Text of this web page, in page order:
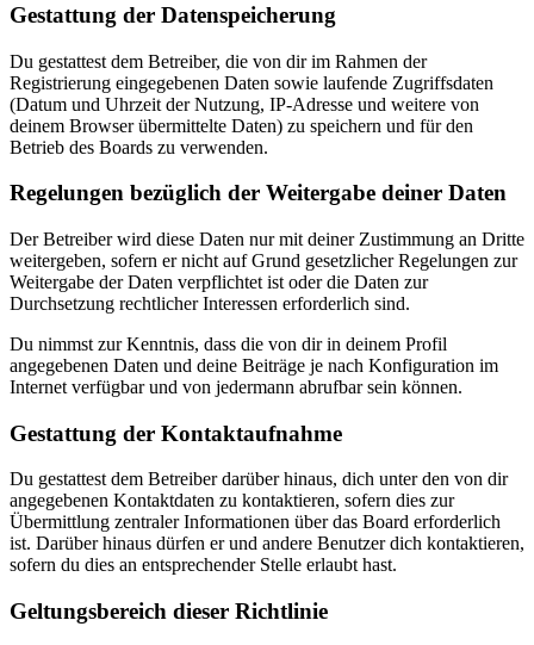
Gestattung der Datenspeicherung
Du gestattest dem Betreiber, die von dir im Rahmen der
Registrierung eingegebenen Daten sowie laufende Zugriffsdaten
(Datum und Uhrzeit der Nutzung, IP-Adresse und weitere von
deinem Browser übermittelte Daten) zu speichern und für den
Betrieb des Boards zu verwenden.
Regelungen bezüglich der Weitergabe deiner Daten
Der Betreiber wird diese Daten nur mit deiner Zustimmung an Dritte
weitergeben, sofern er nicht auf Grund gesetzlicher Regelungen zur
Weitergabe der Daten verpflichtet ist oder die Daten zur
Durchsetzung rechtlicher Interessen erforderlich sind.
Du nimmst zur Kenntnis, dass die von dir in deinem Profil
angegebenen Daten und deine Beiträge je nach Konfiguration im
Internet verfügbar und von jedermann abrufbar sein können.
Gestattung der Kontaktaufnahme
Du gestattest dem Betreiber darüber hinaus, dich unter den von dir
angegebenen Kontaktdaten zu kontaktieren, sofern dies zur
Übermittlung zentraler Informationen über das Board erforderlich
ist. Darüber hinaus dürfen er und andere Benutzer dich kontaktieren,
sofern du dies an entsprechender Stelle erlaubt hast.
Geltungsbereich dieser Richtlinie